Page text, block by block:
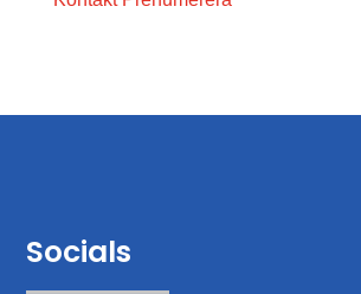
Socials